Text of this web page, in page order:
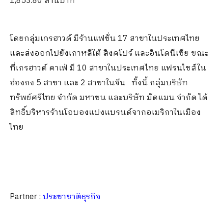
โดยกลุ่มเกรฮาวด์ มีร้านแฟชั่น 17 สาขาในประเทศไทย
และส่งออกไปยังเกาหลีใต้ สิงคโปร์ และอินโดนีเซีย ขณะ
ที่เกรฮาวด์ คาเฟ่ มี 10 สาขาในประเทศไทย แฟรนไชส์ใน
ฮ่องกง 5 สาขา และ 2 สาขาในจีน ทั้งนี้ กลุ่มบริษัท
ทรัพย์ศรีไทย จำกัด มหาชน และบริษัท มัดแมน จำกัด ได้
สิทธิ์บริหารร้านโอบองแปงแบรนด์จากอเมริกาในเมือง
ไทย
Partner :ประชาชาติธุรกิจ